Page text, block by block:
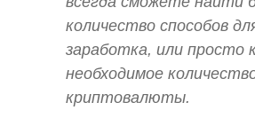
количество способов
заработка, или просто
необходимое
криптовалюты.